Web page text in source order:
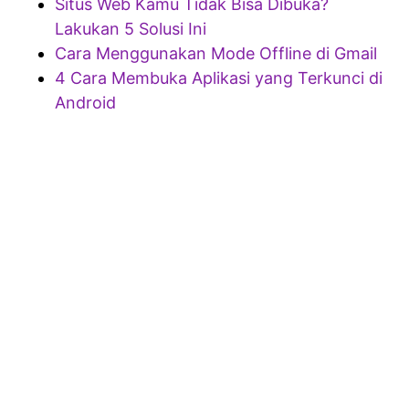
Situs Web Kamu Tidak Bisa Dibuka?
Lakukan 5 Solusi Ini
Cara Menggunakan Mode Offline di Gmail
4 Cara Membuka Aplikasi yang Terkunci di
Android